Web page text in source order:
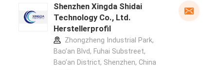
Shenzhen Xingda Shidai
Technology Co., Ltd.
Herstellerprofil
Zhongzheng Industrial Park,
Bao’an Blvd, Fuhai Substreet,
Bao’an District, Shenzhen, China